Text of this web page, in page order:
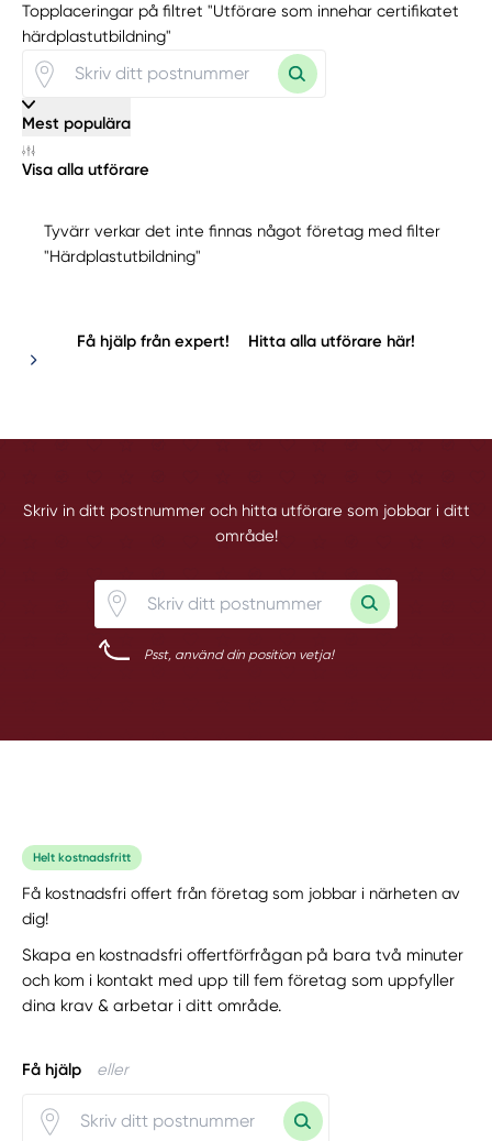
Topplaceringar på filtret "Utförare som innehar certifikatet
härdplastutbildning"
Mest populära
Visa alla utförare
Tyvärr verkar det inte finnas något företag med filter
"Härdplastutbildning"
Få hjälp från expert! Hitta alla utförare här!
Skriv in ditt postnummer och hitta utförare som jobbar i ditt
område!
Psst, använd din position vetja!
Helt kostnadsfritt
Få kostnadsfri offert från företag som jobbar i närheten av
dig!
Skapa en kostnadsfri offertförfrågan på bara två minuter
och kom i kontakt med upp till fem företag som uppfyller
dina krav & arbetar i ditt område.
Få hjälp eller